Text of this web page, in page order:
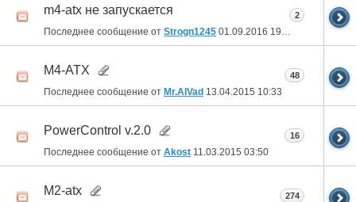
m4-atx не запускается
Последнее сообщение от Strogn1245 01.09.2016 19:35
2
M4-ATX
Последнее сообщение от Mr.AlVad 13.04.2015 10:33
48
PowerControl v.2.0
Последнее сообщение от Akost 11.03.2015 03:50
16
M2-atx 274